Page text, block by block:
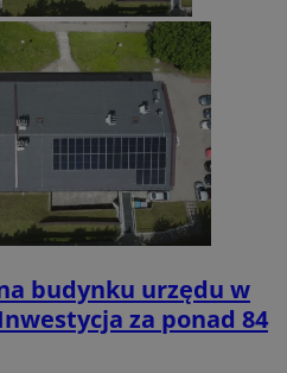
budynku urzędu w
za ponad 84